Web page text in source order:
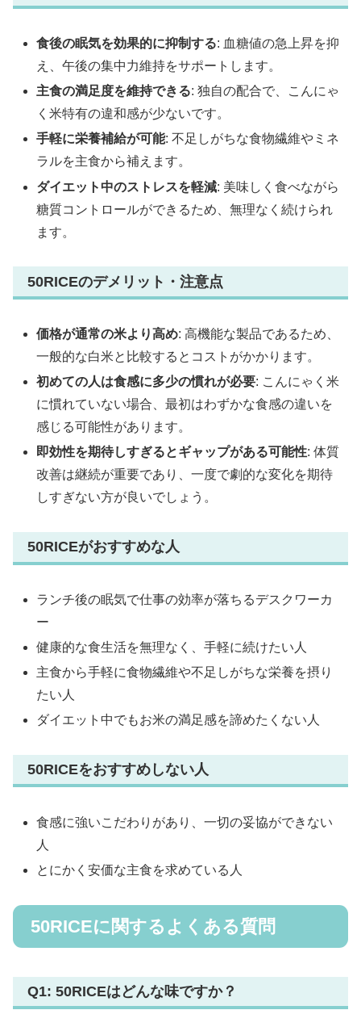
食後の眠気を効果的に抑制する: 血糖値の急上昇を抑
え、午後の集中力維持をサポートします。
主食の満足度を維持できる: 独自の配合で、こんにゃ
く米特有の違和感が少ないです。
手軽に栄養補給が可能: 不足しがちな食物繊維やミネ
ラルを主食から補えます。
ダイエット中のストレスを軽減: 美味しく食べながら
糖質コントロールができるため、無理なく続けられ
ます。
50RICEのデメリット・注意点
価格が通常の米より高め: 高機能な製品であるため、
一般的な白米と比較するとコストがかかります。
初めての人は食感に多少の慣れが必要: こんにゃく米
に慣れていない場合、最初はわずかな食感の違いを
感じる可能性があります。
即効性を期待しすぎるとギャップがある可能性: 体質
改善は継続が重要であり、一度で劇的な変化を期待
しすぎない方が良いでしょう。
50RICEがおすすめな人
ランチ後の眠気で仕事の効率が落ちるデスクワーカ
ー
健康的な食生活を無理なく、手軽に続けたい人
主食から手軽に食物繊維や不足しがちな栄養を摂り
たい人
ダイエット中でもお米の満足感を諦めたくない人
50RICEをおすすめしない人
食感に強いこだわりがあり、一切の妥協ができない
人
とにかく安価な主食を求めている人
50RICEに関するよくある質問
Q1: 50RICEはどんな味ですか？